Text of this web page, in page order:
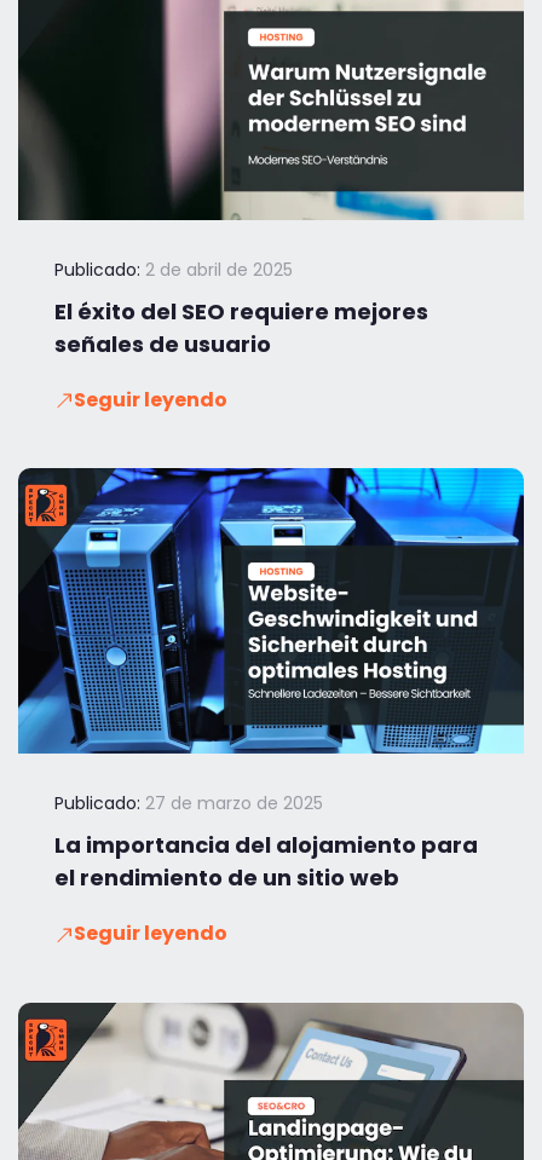
Publicado: 2 de abril de 2025
El éxito del SEO requiere mejores
señales de usuario
Seguir leyendo
Publicado: 27 de marzo de 2025
La importancia del alojamiento para
el rendimiento de un sitio web
Seguir leyendo